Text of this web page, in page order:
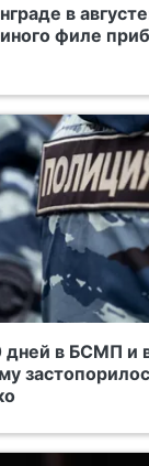
в
филе
в БСМП и